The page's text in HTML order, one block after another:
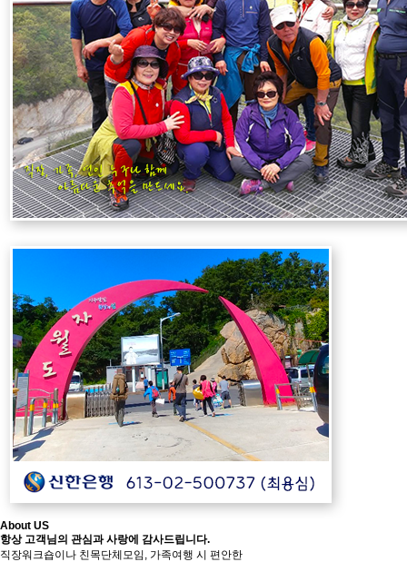
About US
항상 고객님의 관심과 사랑에 감사드립니다.
직장워크숍이나 친목단체모임, 가족여행 시 편안한